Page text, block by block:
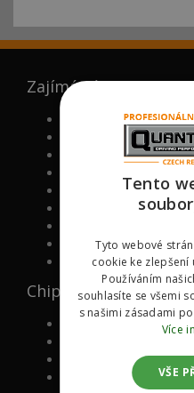
Zajímá vás
FAQ (ČASTO
NOVĚ CHIPOVANÉ
VIP BONUS PROGRAM
CHIPTUNING ŠKOLA
PODPOŘTE NÁS
KONTAKT
Chipované značky
Mercedes-Benz
Tento
Tyto webové
cookie ke zlepšení
Používáním
souhlasíte se všemi
s našimi zásadami
Více
VŠE